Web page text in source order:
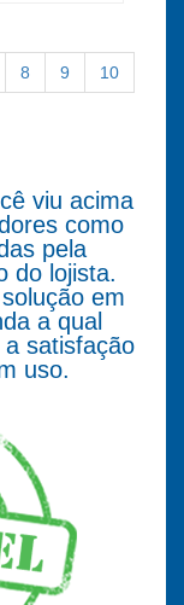
8 9 10
viu acima
como
pela
do lojista.
em
a qual
satisfação
uso.